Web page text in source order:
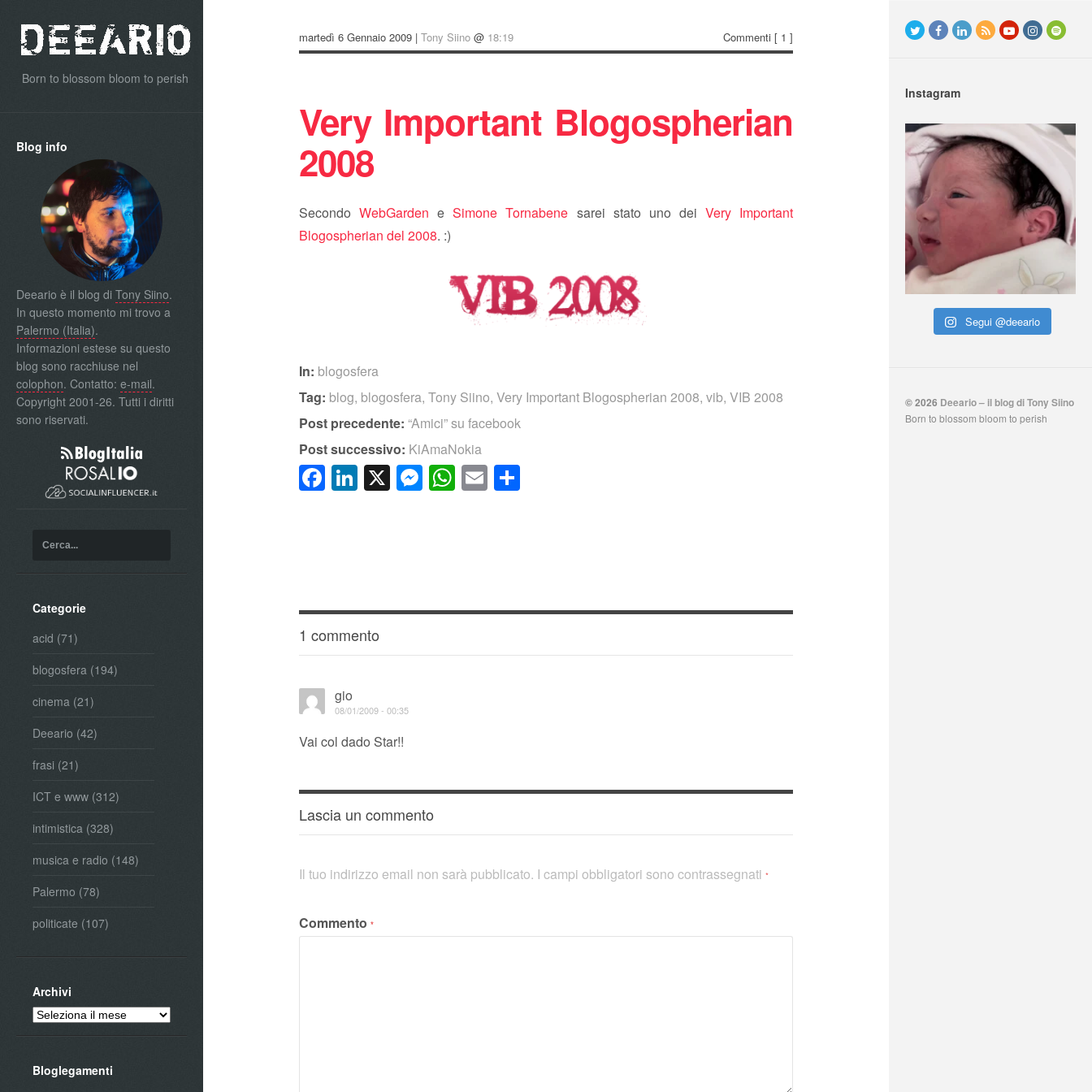
Born to blossom bloom to perish
Blog info
Deeario è il blog di Tony Siino.
In questo momento mi trovo a
Palermo (Italia).
Informazioni estese su questo
blog sono racchiuse nel
colophon. Contatto: e-mail.
Copyright 2001-26. Tutti i diritti
sono riservati.
Categorie
acid (71)
blogosfera (194)
cinema (21)
Deeario (42)
frasi (21)
ICT e www (312)
intimistica (328)
musica e radio (148)
Palermo (78)
politicate (107)
Archivi
Archivi
Bloglegamenti
martedì 6 Gennaio 2009 |Tony Siino @ 18:19 Commenti [ 1 ]
Very Important Blogospherian
2008
SecondoWebGarden eSimone Tornabene sarei stato uno dei Very Important
Blogospherian del 2008. :)
In: blogosfera
Tag: blog, blogosfera,Tony Siino,Very Important Blogospherian 2008,vib,VIB 2008
Post precedente:“Amici” su facebook
Post successivo: KiAmaNokia
Facebook
LinkedIn
X Messenger
WhatsApp
Email
1 commento
gio
08/01/2009 - 00:35
Vai col dado Star!!
Lascia un commento
Il tuo indirizzo email non sarà pubblicato. I campi obbligatori sono contrassegnati*
Commento*
Instagram
Segui @deeario
© 2026 Deeario – il blog di Tony Siino
Born to blossom bloom to perish